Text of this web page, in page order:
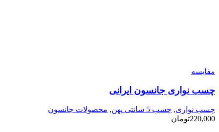
مقایسه
چسب نواری جانسون ایرانی
چسب نواری, چسب 5 سانتی پهن , محصولات جانسون
220,000تومان